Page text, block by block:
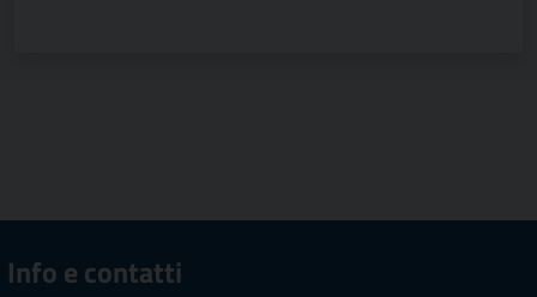
Info e contatti